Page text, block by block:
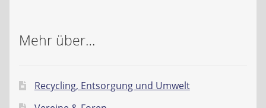
Mehr über…
Recycling, Entsorgung und Umwelt